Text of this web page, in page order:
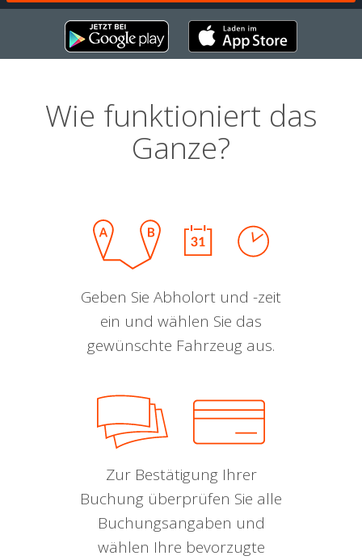
Wie funktioniert das
Ganze?
Geben Sie Abholort und -zeit
ein und wählen Sie das
gewünschte Fahrzeug aus.
Zur Bestätigung Ihrer
Buchung überprüfen Sie alle
Buchungsangaben und
wählen Ihre bevorzugte